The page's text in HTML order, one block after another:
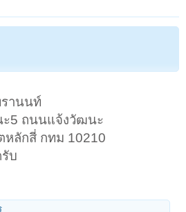
านนท์
5 ถนนแจ้งวัฒนะ
หลักสี่ กทม 10210
บ